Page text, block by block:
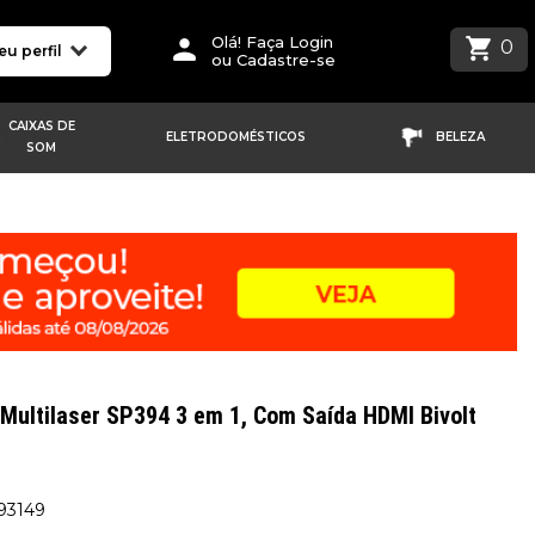
perfil
Olá! Faça Login
ou Cadastre-se
0
CAIXAS DE
SOM
ELETRODOMÉSTICOS BELEZA
SP394 3 em 1, Com Saída HDMI Bivolt